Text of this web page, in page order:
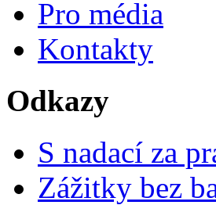
Pro média
Kontakty
Odkazy
S nadací za
Zážitky bez